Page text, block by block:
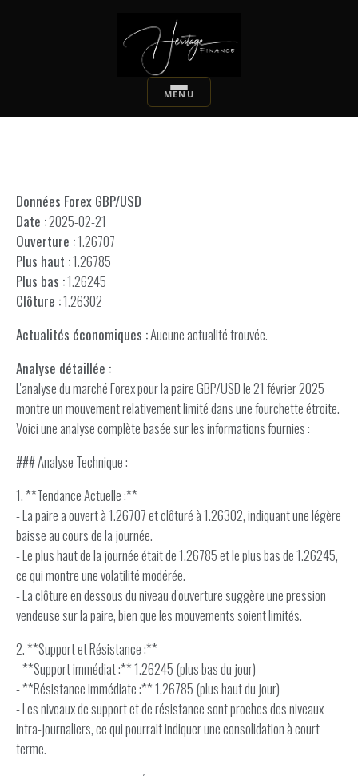
Données Forex GBP/USD
Date :2025-02-21
Ouverture :1.26707
Plus haut :1.26785
Plus bas :1.26245
Clôture :1.26302
Actualités économiques :Aucune actualité trouvée.
Analyse détaillée :
L'analyse du marché Forex pour la paire GBP/USD le 21 février 2025
montre un mouvement relativement limité dans une fourchette étroite.
Voici une analyse complète basée sur les informations fournies :
### Analyse Technique :
1. **Tendance Actuelle :**
- La paire a ouvert à 1.26707 et clôturé à 1.26302, indiquant une légère
baisse au cours de la journée.
- Le plus haut de la journée était de 1.26785 et le plus bas de 1.26245,
ce qui montre une volatilité modérée.
- La clôture en dessous du niveau d'ouverture suggère une pression
vendeuse sur la paire, bien que les mouvements soient limités.
2. **Support et Résistance :**
- **Support immédiat :** 1.26245 (plus bas du jour)
- **Résistance immédiate :** 1.26785 (plus haut du jour)
- Les niveaux de support et de résistance sont proches des niveaux
intra-journaliers, ce qui pourrait indiquer une consolidation à court
terme.